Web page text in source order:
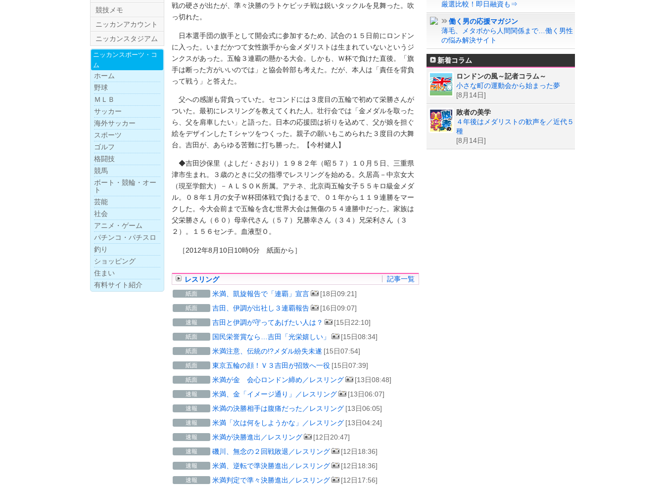
戦の硬さが出たが、準々決勝のラトケビッチ戦は鋭いタックルを見舞った。吹
っ切れた。
日本選手団の旗手として開会式に参加するため、試合の１５日前にロンドン
に入った。いまだかつて女性旗手から金メダリストは生まれていないというジ
ンクスがあった。五輪３連覇の懸かる大会。しかも、Ｗ杯で負けた直後。「旗
手は断った方がいいのでは」と協会幹部も考えた。だが、本人は「責任を背負
って戦う」と答えた。
父への感謝も背負っていた。セコンドには３度目の五輪で初めて栄勝さんが
ついた。最初にレスリングを教えてくれた人。壮行会では「金メダルを取った
ら、父を肩車したい」と語った。日本の応援団は祈りを込めて、父が娘を担ぐ
絵をデザインしたＴシャツをつくった。親子の願いもこめられた３度目の大舞
台。吉田が、あらゆる苦難に打ち勝った。【今村健人】
◆吉田沙保里（よしだ・さおり）１９８２年（昭５７）１０月５日、三重県
津市生まれ。３歳のときに父の指導でレスリングを始める。久居高－中京女大
（現至学館大）－ＡＬＳＯＫ所属。アテネ、北京両五輪女子５５キロ級金メダ
ル。０８年１月の女子Ｗ杯団体戦で負けるまで、０１年から１１９連勝をマー
クした。今大会前まで五輪を含む世界大会は無傷の５４連勝中だった。家族は
父栄勝さん（６０）母幸代さん（５７）兄勝幸さん（３４）兄栄利さん（３
２）。１５６センチ。血液型Ｏ。
［2012年8月10日10時0分 紙面から］
レスリング 記事一覧
紙面 米満、凱旋報告で「連覇」宣言 [18日09:21]
紙面 吉田、伊調が出社し３連覇報告 [16日09:07]
速報 吉田と伊調が守ってあげたい人は？ [15日22:10]
紙面 国民栄誉賞なら…吉田「光栄嬉しい」 [15日08:34]
紙面 米満注意、伝統の!?メダル紛失未遂 [15日07:54]
紙面 東京五輪の顔！Ｖ３吉田が招致へ一役 [15日07:39]
紙面 米満が金 会心ロンドン締め／レスリング [13日08:48]
速報 米満、金「イメージ通り」／レスリング [13日06:07]
速報 米満の決勝相手は腹痛だった／レスリング [13日06:05]
速報 米満「次は何をしようかな」／レスリング [13日04:24]
速報 米満が決勝進出／レスリング [12日20:47]
速報 磯川、無念の２回戦敗退／レスリング [12日18:36]
速報 米満、逆転で準決勝進出／レスリング [12日18:36]
速報 米満判定で準々決勝進出／レスリング [12日17:56]
競技メモ
ニッカンアカウント
ニッカンスタジアム
ニッカンスポーツ・ コ
ム
ホーム
野球
ＭＬＢ
サッカー
海外サッカー
スポーツ
ゴルフ
格闘技
競馬
ボー ト・ 競輪・ オー
ト
芸能
社会
アニメ・ゲーム
パチンコ・パチスロ
釣り
ショッピング
住まい
有料サイト紹介
厳選比較！即日融資も⇒
働く男の応援マガジン
薄毛、メタボから人間関係まで…働く男性
の悩み解決サイト
新着コラム
ロンドンの風～記者コラム～
小さな町の運動会から始まった夢
[8月14日]
敗者の美学
４年後はメダリストの歓声を／近代５
種
[8月14日]